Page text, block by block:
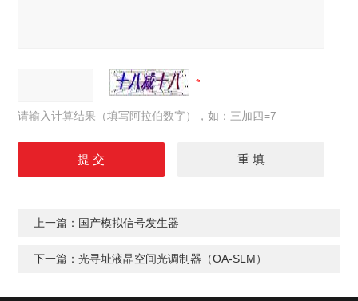
请输入计算结果（填写阿拉伯数字），如：三加四=7
上一篇： 国产模拟信号发生器
下一篇：光寻址液晶空间光调制器（OA-SLM）